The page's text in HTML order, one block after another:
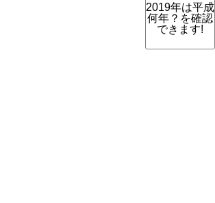
2019年は平成
何年？を確認
できます!